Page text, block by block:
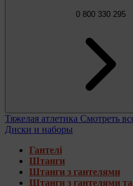
0 800 330 295
Тяжелая атлетика Смотреть
Диски и наборы
Гантелі
Штанги
Штанги з гантелями
Штанги з гантелями